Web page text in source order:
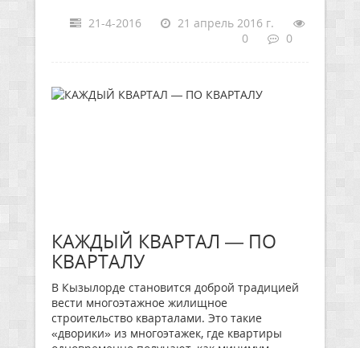
21-4-2016
21 апрель 2016 г.
0
0
КАЖДЫЙ КВАРТАЛ — ПО
КВАРТАЛУ
В Кызылорде становится доброй традицией
вести многоэтажное жилищное
строительство кварталами. Это такие
«дворики» из многоэтажек, где квартиры